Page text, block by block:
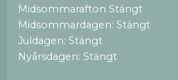
Midsommarafton Stängt
Midsommardagen: Stängt
Juldagen: Stängt
Nyårsdagen: Stängt